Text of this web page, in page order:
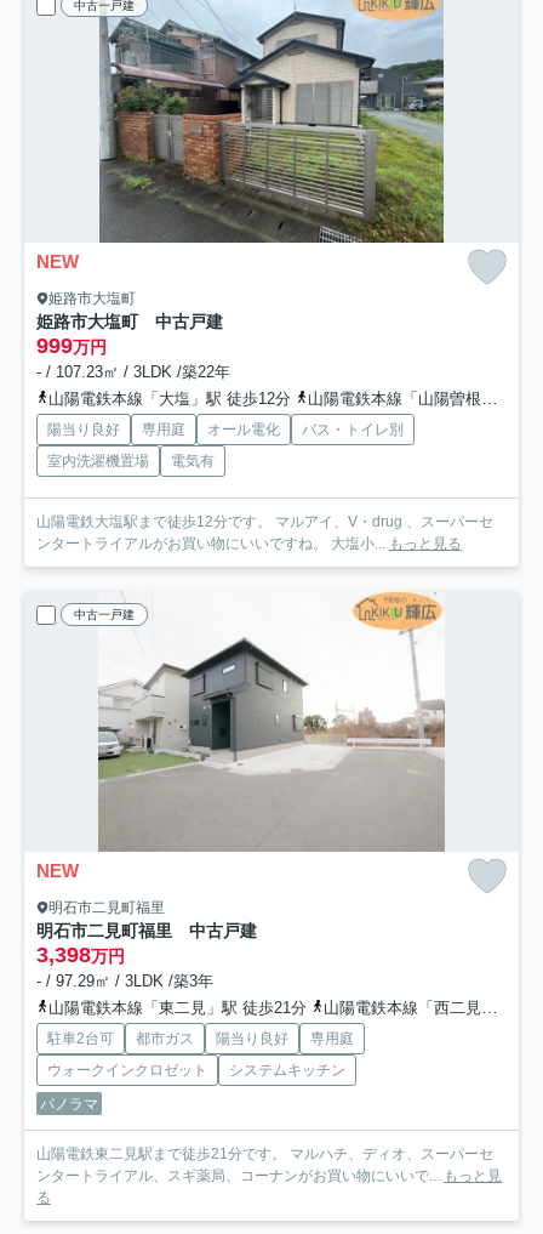
中古一戸建
NEW
姫路市大塩町
姫路市大塩町 中古戸建
999万円
- / 107.23㎡ / 3LDK /築22年
山陽電鉄本線「大塩」駅 徒歩12分
山陽電鉄本線「山陽曽根」駅 徒歩38分
陽当り良好 専用庭 オール電化
バス・トイレ別
室内洗濯機置場
電気有
山陽電鉄大塩駅まで徒歩12分です。 マルアイ、V・drug 、スーパーセ
ンタートライアルがお買い物にいいですね。 大塩小...
もっと見る
中古一戸建
NEW
明石市二見町福里
明石市二見町福里 中古戸建
3,398万円
- / 97.29㎡ / 3LDK /築3年
山陽電鉄本線「東二見」駅 徒歩21分
山陽電鉄本線「西二見」駅 徒歩31分
駐車2台可 都市ガス 陽当り良好
専用庭
ウォークインクロゼット
システムキッチン
パノラマ
山陽電鉄東二見駅まで徒歩21分です。 マルハチ、ディオ、スーパーセ
ンタートライアル、スギ薬局、コーナンがお買い物にいいで...
もっと見
る